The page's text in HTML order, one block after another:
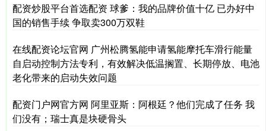
配资炒股平台首选配资 球爹：我的品牌价值十亿 已办好中
国的销售手续 争取卖300万双鞋
在线配资论坛官网 广州松腾氢能申请氢能摩托车滑行能量
自启动控制方法专利，有效解决低温搁置、长期停放、电池
老化带来的启动失效问题
配资门户网官方网 阿里亚斯：阿根廷？他们完成了任务 我
们没有；瑞士真是块硬骨头